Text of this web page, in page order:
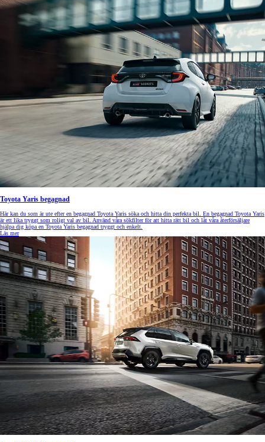
Toyota Yaris begagnad
Här kan du som är ute efter en begagnad Toyota Yaris söka och hitta din perfekta bil. En begagnad Toyota Yaris
är ett lika tryggt som roligt val av bil. Använd våra sökfilter för att hitta rätt bil och låt våra återförsäljare
hjälpa dig köpa en Toyota Yaris begagnad tryggt och enkelt.
Läs mer